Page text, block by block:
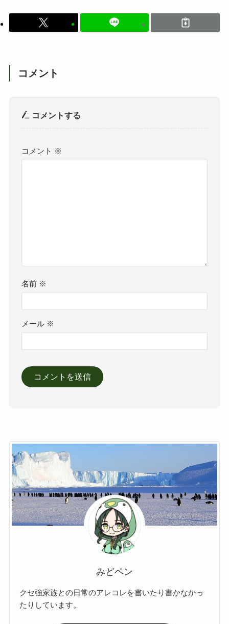
コメント
コメントする
コメント ※
名前 ※
メール ※
みどペン
クセ強家族との日常のアレコレを書いたり書かなかっ
たりしています。